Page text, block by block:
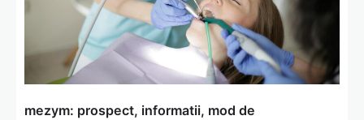
mezym: prospect, informatii, mod de